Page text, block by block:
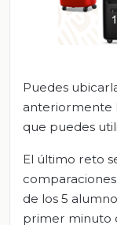
Puedes
anteriormente
que puedes
El último reto
de los 5
primer minuto